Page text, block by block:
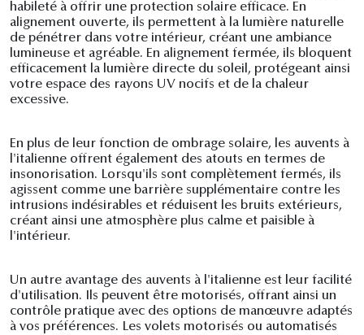
habileté à offrir une protection solaire efficace. En
alignement ouverte, ils permettent à la lumière naturelle
de pénétrer dans votre intérieur, créant une ambiance
lumineuse et agréable. En alignement fermée, ils bloquent
efficacement la lumière directe du soleil, protégeant ainsi
votre espace des rayons UV nocifs et de la chaleur
excessive.
En plus de leur fonction de ombrage solaire, les auvents à
l'italienne offrent également des atouts en termes de
insonorisation. Lorsqu'ils sont complètement fermés, ils
agissent comme une barrière supplémentaire contre les
intrusions indésirables et réduisent les bruits extérieurs,
créant ainsi une atmosphère plus calme et paisible à
l'intérieur.
Un autre avantage des auvents à l'italienne est leur facilité
d'utilisation. Ils peuvent être motorisés, offrant ainsi un
contrôle pratique avec des options de manœuvre adaptés
à vos préférences. Les volets motorisés ou automatisés